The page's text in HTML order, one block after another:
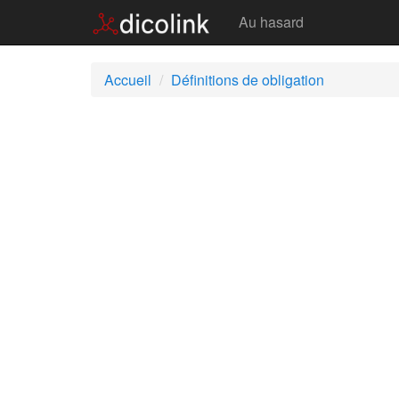
Au hasard
Accueil Définitions de obligation
Obligation